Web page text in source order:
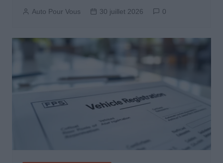
Auto Pour Vous 30 juillet 2026 0